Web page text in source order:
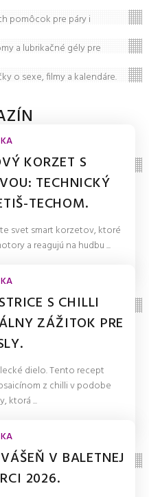
pomôcok pre páry i
intímne chvíle.
a kondómy
a lubrikačné gély pre
a filmy
o sexe, filmy a kalendáre.
TIPY
KORZET S
TECHNICKÝ
TECHOM.
svet smart korzetov, ktoré
a reagujú na hudbu ...
S CHILLI
ZÁŽITOK PRE
dielo. Tento recept
z chilli v podobe
ktorá ...
V BALETNEJ
2026.